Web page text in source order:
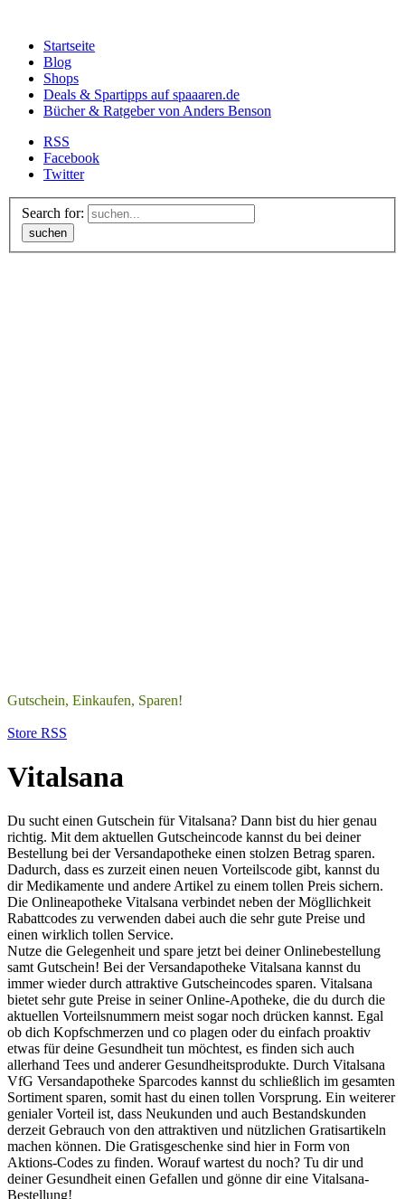
Startseite
Blog
Shops
Deals & Spartipps auf spaaaren.de
Bücher & Ratgeber von Anders Benson
RSS
Facebook
Twitter
Search for:
suchen
Gutschein, Einkaufen, Sparen!
Store RSS
Vitalsana
Du sucht einen Gutschein für Vitalsana? Dann bist du hier genau
richtig. Mit dem aktuellen Gutscheincode kannst du bei deiner
Bestellung bei der Versandapotheke einen stolzen Betrag sparen.
Dadurch, dass es zurzeit einen neuen Vorteilscode gibt, kannst du
dir Medikamente und andere Artikel zu einem tollen Preis sichern.
Die Onlineapotheke Vitalsana verbindet neben der Mögllichkeit
Rabattcodes zu verwenden dabei auch die sehr gute Preise und
einen wirklich tollen Service.
Nutze die Gelegenheit und spare jetzt bei deiner Onlinebestellung
samt Gutschein! Bei der Versandapotheke Vitalsana kannst du
immer wieder durch attraktive Gutscheincodes sparen. Vitalsana
bietet sehr gute Preise in seiner Online-Apotheke, die du durch die
aktuellen Vorteilsnummern meist sogar noch drücken kannst. Egal
ob dich Kopfschmerzen und co plagen oder du einfach proaktiv
etwas für deine Gesundheit tun möchtest, es finden sich auch
allerhand Tees und anderer Gesundheitsprodukte. Durch Vitalsana
VfG Versandapotheke Sparcodes kannst du schließlich im gesamten
Sortiment sparen, somit hast du einen tollen Vorsprung. Ein weiterer
genialer Vorteil ist, dass Neukunden und auch Bestandskunden
derzeit Gebrauch von den attraktiven und nützlichen Gratisartikeln
machen können. Die Gratisgeschenke sind hier in Form von
Aktions-Codes zu finden. Worauf wartest du noch? Tu dir und
deiner Gesundheit einen Gefallen und gönne dir eine Vitalsana-
Bestellung!